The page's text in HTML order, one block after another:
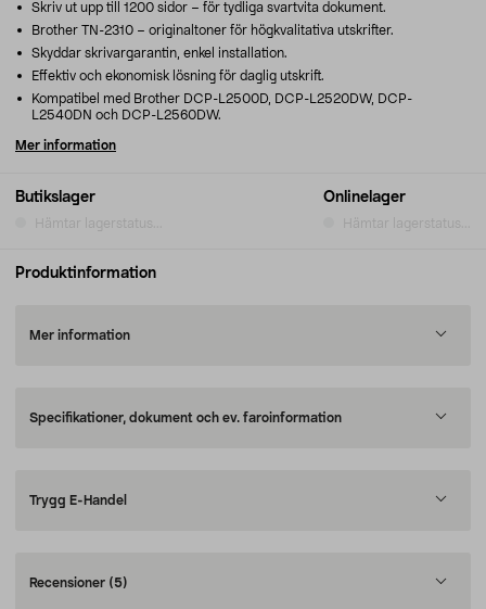
Butikslager
Hämtar lagerstatus...
Onlinelager
Hämtar lagerstatus...
Skriv ut upp till 1200 sidor – för tydliga svartvita dokument.
Brother TN-2310 – originaltoner för högkvalitativa utskrifter.
Skyddar skrivargarantin, enkel installation.
Effektiv och ekonomisk lösning för daglig utskrift.
Kompatibel med Brother DCP-L2500D, DCP-L2520DW, DCP-
L2540DN och DCP-L2560DW.
Mer information
Produktinformation
Mer information
Specifikationer, dokument och ev. faroinformation
Trygg E-Handel
Recensioner (5)